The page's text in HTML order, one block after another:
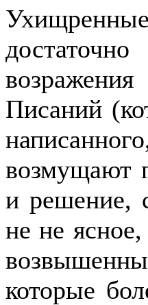
Писаний
возмущают
и решение,
не не
которые